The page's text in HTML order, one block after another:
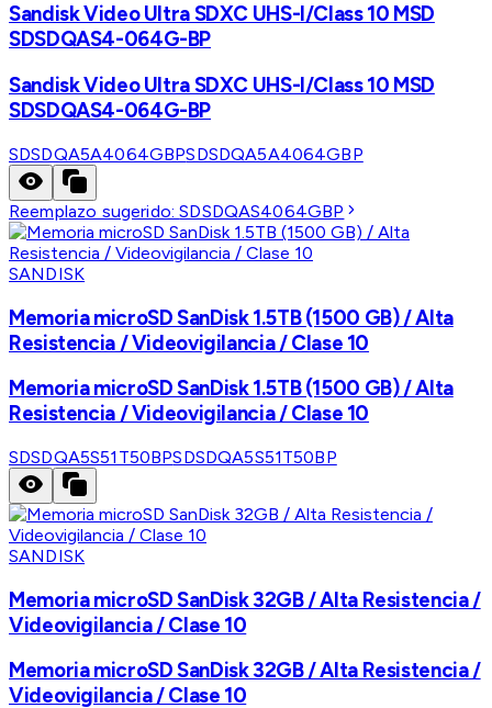
Sandisk Video Ultra SDXC UHS-I/Class 10 MSD
SDSDQAS4-064G-BP
Sandisk Video Ultra SDXC UHS-I/Class 10 MSD
SDSDQAS4-064G-BP
SDSDQA5A4064GBPSDSDQA5A4064GBP
Reemplazo sugerido:SDSDQAS4064GBP
SANDISK
Memoria microSD SanDisk 1.5TB (1500 GB) / Alta
Resistencia / Videovigilancia / Clase 10
Memoria microSD SanDisk 1.5TB (1500 GB) / Alta
Resistencia / Videovigilancia / Clase 10
SDSDQA5S51T50BPSDSDQA5S51T50BP
SANDISK
Memoria microSD SanDisk 32GB / Alta Resistencia /
Videovigilancia / Clase 10
Memoria microSD SanDisk 32GB / Alta Resistencia /
Videovigilancia / Clase 10